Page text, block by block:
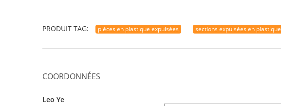
PRODUIT TAG: pièces en plastique expulsées sections expulsées en plastique
COORDONNÉES
Leo Ye